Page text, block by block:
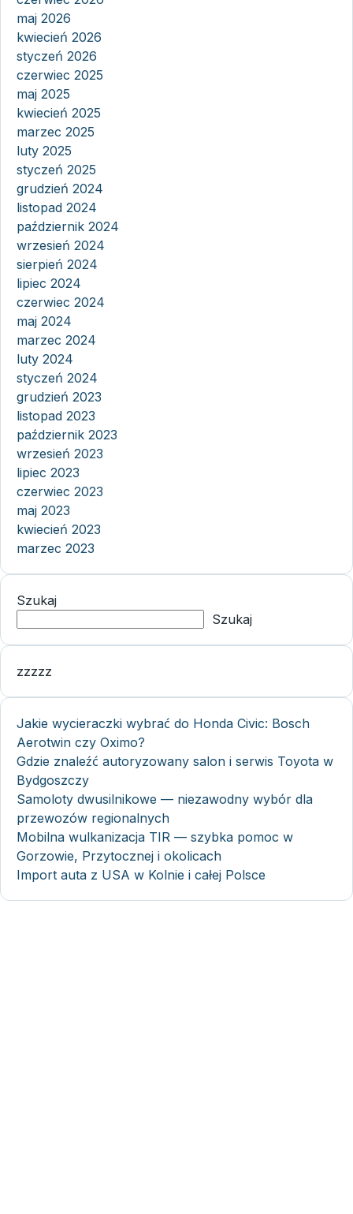
maj 2026
kwiecień 2026
styczeń 2026
czerwiec 2025
maj 2025
kwiecień 2025
marzec 2025
luty 2025
styczeń 2025
grudzień 2024
listopad 2024
październik 2024
wrzesień 2024
sierpień 2024
lipiec 2024
czerwiec 2024
maj 2024
marzec 2024
luty 2024
styczeń 2024
grudzień 2023
listopad 2023
październik 2023
wrzesień 2023
lipiec 2023
czerwiec 2023
maj 2023
kwiecień 2023
marzec 2023
Szukaj
Szukaj
zzzzz
Jakie wycieraczki wybrać do Honda Civic: Bosch
Aerotwin czy Oximo?
Gdzie znaleźć autoryzowany salon i serwis Toyota w
Bydgoszczy
Samoloty dwusilnikowe — niezawodny wybór dla
przewozów regionalnych
Mobilna wulkanizacja TIR — szybka pomoc w
Gorzowie, Przytocznej i okolicach
Import auta z USA w Kolnie i całej Polsce